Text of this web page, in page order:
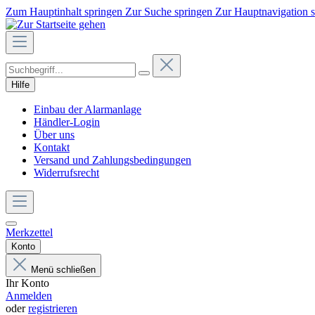
Zum Hauptinhalt springen Zur Suche springen Zur Hauptnavigation
Hilfe
Einbau der Alarmanlage
Händler-Login
Über uns
Kontakt
Versand und Zahlungsbedingungen
Widerrufsrecht
Merkzettel
Konto
Menü schließen
Ihr Konto
Anmelden
oderregistrieren